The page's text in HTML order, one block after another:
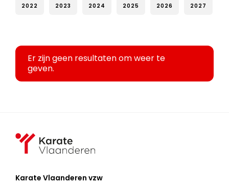
2022 2023 2024 2025 2026 2027
Er zijn geen resultaten om weer te
geven.
Karate Vlaanderen vzw